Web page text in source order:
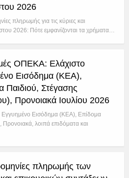
2026
πληρωμής για τις κύριες και
2026: Πότε εμφανίζονται τα χρήματα…
ΟΠΕΚΑ: Ελάχιστο
Εισόδημα (ΚΕΑ),
Παιδιού, Στέγασης
Προνοιακά Ιουλίου 2026
Εισόδημα (ΚΕΑ), Επίδομα
Προνοιακά, λοιπά επιδόματα και
πληρωμής των